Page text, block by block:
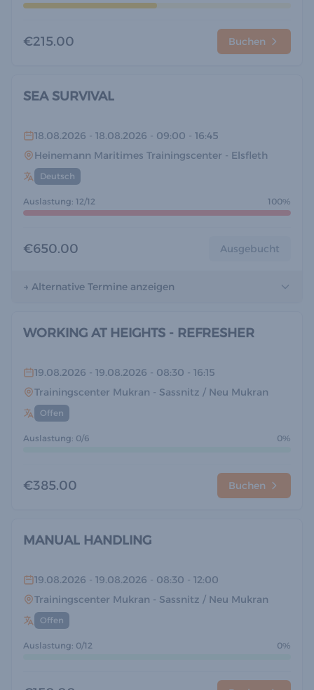
€215.00 Buchen
SEA SURVIVAL
18.08.2026 - 18.08.2026 - 09:00 - 16:45
Heinemann Maritimes Trainingscenter - Elsfleth
Deutsch
Auslastung: 12/12 100%
€650.00 Ausgebucht
→ Alternative Termine anzeigen
WORKING AT HEIGHTS - REFRESHER
19.08.2026 - 19.08.2026 - 08:30 - 16:15
Trainingscenter Mukran - Sassnitz / Neu Mukran
Offen
Auslastung: 0/6 0%
€385.00 Buchen
MANUAL HANDLING
19.08.2026 - 19.08.2026 - 08:30 - 12:00
Trainingscenter Mukran - Sassnitz / Neu Mukran
Offen
Auslastung: 0/12 0%